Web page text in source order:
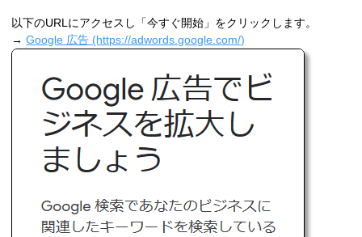
以下のURLにアクセスし「今すぐ開始」をクリックします。
→Google 広告 (https://adwords.google.com/)